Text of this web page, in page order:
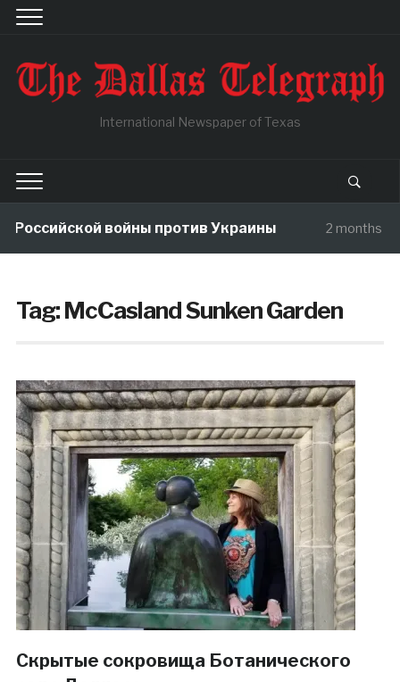
International Newspaper of Texas
Российской войны против Украины 2 months
Tag:McCasland Sunken Garden
Скрытые сокровища Ботанического